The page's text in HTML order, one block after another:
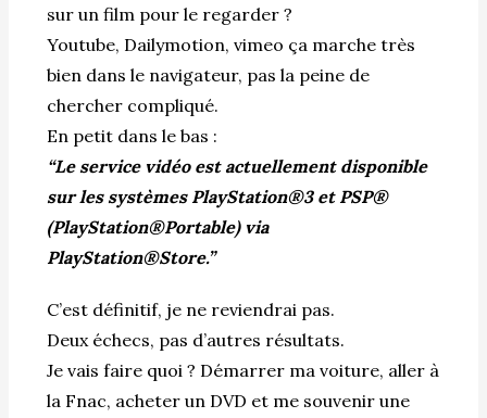
sur un film pour le regarder ?
Youtube, Dailymotion, vimeo ça marche très
bien dans le navigateur, pas la peine de
chercher compliqué.
En petit dans le bas :
“Le service vidéo est actuellement disponible
sur les systèmes PlayStation®3 et PSP®
(PlayStation®Portable) via
PlayStation®Store.”
C’est définitif, je ne reviendrai pas.
Deux échecs, pas d’autres résultats.
Je vais faire quoi ? Démarrer ma voiture, aller à
la Fnac, acheter un DVD et me souvenir une